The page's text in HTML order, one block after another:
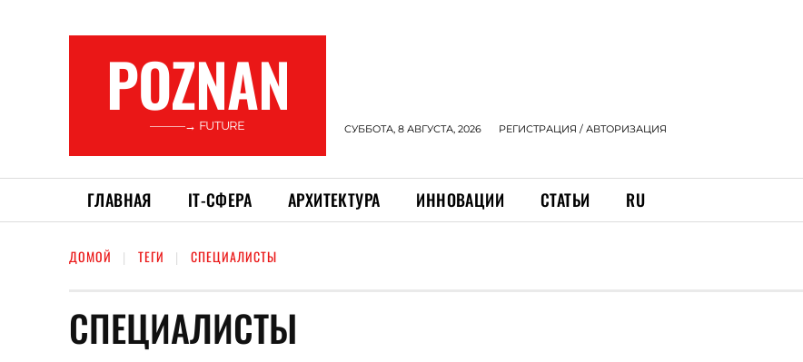
POZNAN
———→ FUTURE СУББОТА, 8 АВГУСТА, 2026 РЕГИСТРАЦИЯ / АВТОРИЗАЦИЯ
ГЛАВНАЯ ІТ-СФЕРА АРХИТЕКТУРА ИННОВАЦИИ СТАТЬИ RU
ДОМОЙ ТЕГИ СПЕЦИАЛИСТЫ
СПЕЦИАЛИСТЫ